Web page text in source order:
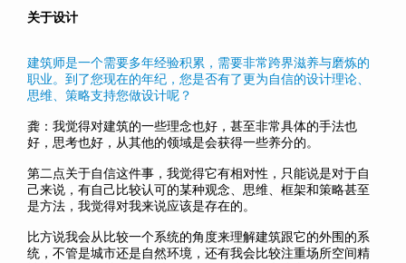
关于设计
建筑师是一个需要多年经验积累，需要非常跨界滋养与磨炼的
职业。到了您现在的年纪，您是否有了更为自信的设计理论、
思维、策略支持您做设计呢？
龚：我觉得对建筑的一些理念也好，甚至非常具体的手法也
好，思考也好，从其他的领域是会获得一些养分的。
第二点关于自信这件事，我觉得它有相对性，只能说是对于自
己来说，有自己比较认可的某种观念、思维、框架和策略甚至
是方法，我觉得对我来说应该是存在的。
比方说我会从比较一个系统的角度来理解建筑跟它的外围的系
统，不管是城市还是自然环境，还有我会比较注重场所空间精